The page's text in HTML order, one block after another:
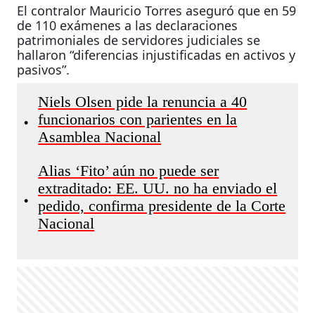
El contralor Mauricio Torres aseguró que en 59
de 110 exámenes a las declaraciones
patrimoniales de servidores judiciales se
hallaron “diferencias injustificadas en activos y
pasivos”.
•
Niels Olsen pide la renuncia a 40
funcionarios con parientes en la
Asamblea Nacional
•
Alias ‘Fito’ aún no puede ser
extraditado: EE. UU. no ha enviado el
pedido, confirma presidente de la Corte
Nacional